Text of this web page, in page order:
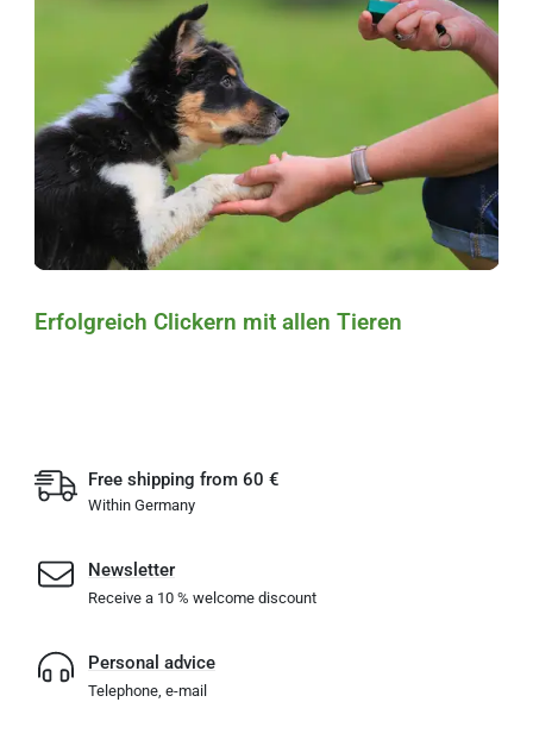
Erfolgreich Clickern mit allen Tieren
Free shipping from 60 €
Within Germany
Newsletter
Receive a 10 % welcome discount
Personal advice
Telephone, e-mail